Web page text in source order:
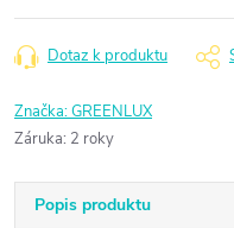
Dotaz k produktu
Značka:GREENLUX
Záruka: 2 roky
Popis produktu